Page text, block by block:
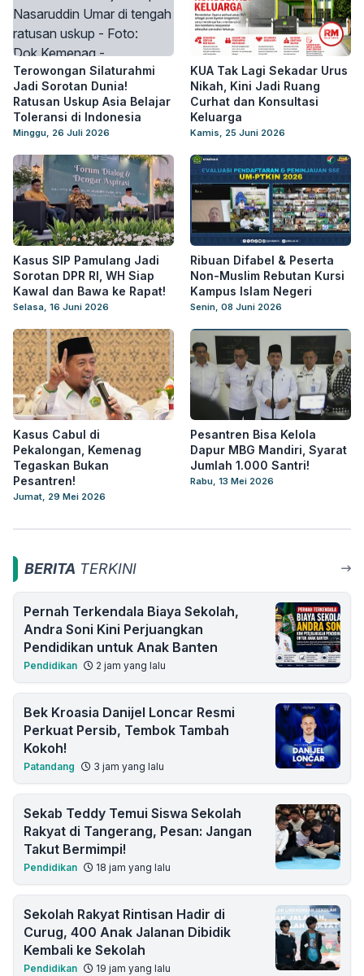
Terowongan Silaturahmi
Jadi Sorotan Dunia!
Ratusan Uskup Asia Belajar
Toleransi di Indonesia
Minggu, 26 Juli 2026
KUA Tak Lagi Sekadar Urus
Nikah, Kini Jadi Ruang
Curhat dan Konsultasi
Keluarga
Kamis, 25 Juni 2026
Kasus SIP Pamulang Jadi
Sorotan DPR RI, WH Siap
Kawal dan Bawa ke Rapat!
Selasa, 16 Juni 2026
Ribuan Difabel & Peserta
Non-Muslim Rebutan Kursi
Kampus Islam Negeri
Senin, 08 Juni 2026
Kasus Cabul di
Pekalongan, Kemenag
Tegaskan Bukan
Pesantren!
Jumat, 29 Mei 2026
Pesantren Bisa Kelola
Dapur MBG Mandiri, Syarat
Jumlah 1.000 Santri!
Rabu, 13 Mei 2026
BERITA TERKINI
Pernah Terkendala Biaya Sekolah,
Andra Soni Kini Perjuangkan
Pendidikan untuk Anak Banten
Pendidikan 2 jam yang lalu
Bek Kroasia Danijel Loncar Resmi
Perkuat Persib, Tembok Tambah
Kokoh!
Patandang 3 jam yang lalu
Sekab Teddy Temui Siswa Sekolah
Rakyat di Tangerang, Pesan: Jangan
Takut Bermimpi!
Pendidikan 18 jam yang lalu
Sekolah Rakyat Rintisan Hadir di
Curug, 400 Anak Jalanan Dibidik
Kembali ke Sekolah
Pendidikan 19 jam yang lalu